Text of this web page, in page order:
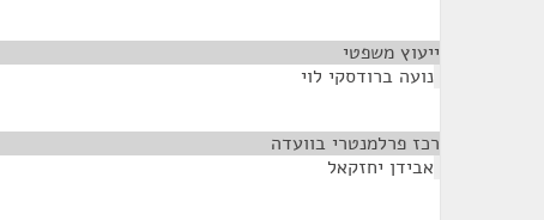
ייעוץ משפטי
נועה ברודסקי לוי
רכז פרלמנטרי בוועדה
אבידן יחזקאל